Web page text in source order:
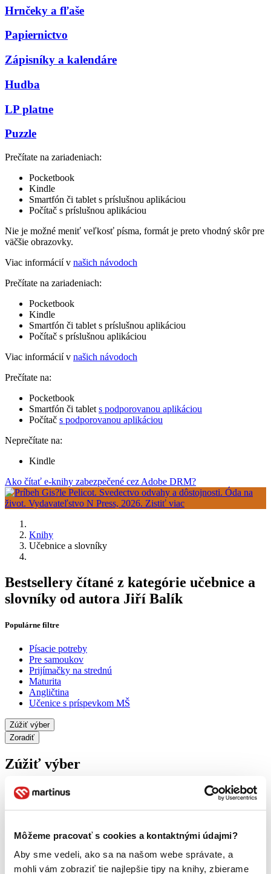
Môžeme pracovať s cookies a kontaktnými údajmi?
Aby sme vedeli, ako sa na našom webe správate, a
mohli vám zobraziť tie najlepšie tipy na knihy, zbierame
Hrnčeky a fľaše
Papiernictvo
Zápisníky a kalendáre
Hudba
LP platne
Puzzle
Prečítate na zariadeniach:
Pocketbook
Kindle
Smartfón či tablet s príslušnou aplikáciou
Počítač s príslušnou aplikáciou
Nie je možné meniť veľkosť písma, formát je preto vhodný skôr pre
väčšie obrazovky.
Viac informácií v našich návodoch
Prečítate na zariadeniach:
Pocketbook
Kindle
Smartfón či tablet s príslušnou aplikáciou
Počítač s príslušnou aplikáciou
Viac informácií v našich návodoch
Prečítate na:
Pocketbook
Smartfón či tablet s podporovanou aplikáciou
Počítač s podporovanou aplikáciou
Neprečítate na:
Kindle
Ako čítať e-knihy zabezpečené cez Adobe DRM?
Knihy
Učebnice a slovníky
Bestsellery čítané z kategórie učebnice a
slovníky od autora Jiří Balík
Populárne filtre
Písacie potreby
Pre samoukov
Prijímačky na strednú
Maturita
Angličtina
Učenice s príspevkom MŠ
Zúžiť výber
Zoradiť
Zúžiť výber
Zobraziť iba
zľavnené tituly (0 titulov) zľavnené tituly
Dostupnosť
na centrálnom sklade (0 titulov)na centrálnom sklade